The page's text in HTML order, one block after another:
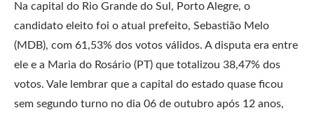
Na capital do Rio Grande do Sul, Porto Alegre, o
candidato eleito foi o atual prefeito, Sebastião Melo
(MDB), com 61,53% dos votos válidos. A disputa era entre
ele e a Maria do Rosário (PT) que totalizou 38,47% dos
votos. Vale lembrar que a capital do estado quase ficou
sem segundo turno no dia 06 de outubro após 12 anos,